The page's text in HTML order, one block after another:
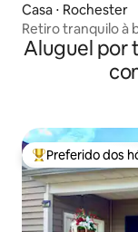
Casa ⋅ Rochester
Retiro tranquilo à
Aluguel por
Entre os
Preferido dos